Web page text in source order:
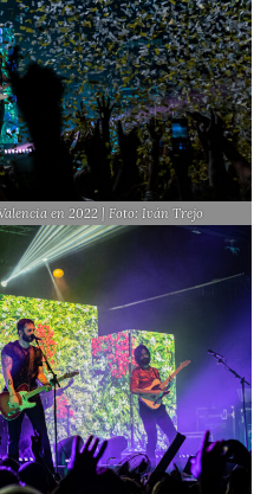
en 2022 | Foto: Iván Trejo